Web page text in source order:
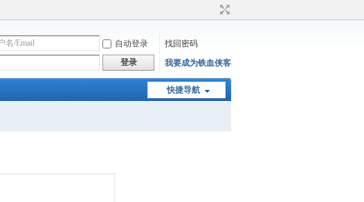
自动登录
找回密码
登录 我要成为铁血侠客
快捷导航